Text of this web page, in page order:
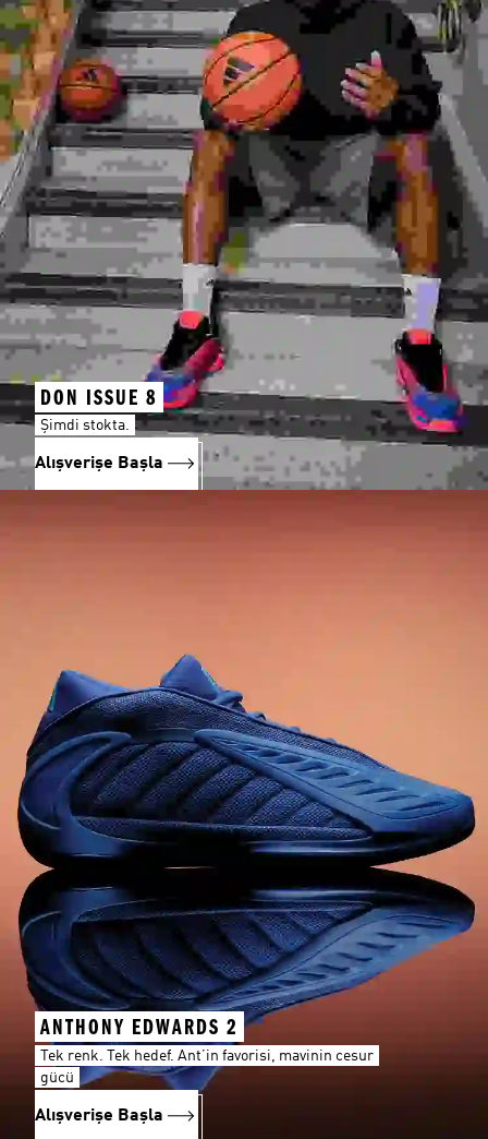
DON ISSUE 8
Şimdi stokta.
Alışverişe Başla
ANTHONY EDWARDS 2
Tek renk. Tek hedef. Ant’in favorisi, mavinin cesur
gücü
Alışverişe Başla